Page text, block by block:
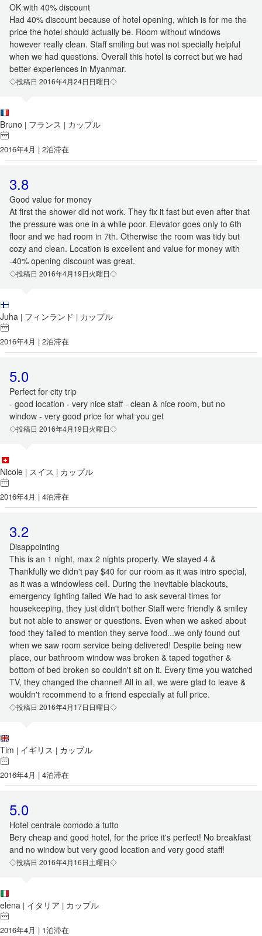
OK with 40% discount
Had 40% discount because of hotel opening, which is for me the
price the hotel should actually be. Room without windows
however really clean. Staff smiling but was not specially helpful
when we had questions. Overall this hotel is correct but we had
better experiences in Myanmar.
◇投稿日 2016年4月24日日曜日◇
Bruno | フランス | カップル
2016年4月 | 2泊滞在
3.8
Good value for money
At first the shower did not work. They fix it fast but even after that
the pressure was one in a while poor. Elevator goes only to 6th
floor and we had room in 7th. Otherwise the room was tidy but
cozy and clean. Location is excellent and value for money with
-40% opening discount was great.
◇投稿日 2016年4月19日火曜日◇
Juha | フィンランド | カップル
2016年4月 | 2泊滞在
5.0
Perfect for city trip
- good location - very nice staff - clean & nice room, but no
window - very good price for what you get
◇投稿日 2016年4月19日火曜日◇
Nicole | スイス | カップル
2016年4月 | 4泊滞在
3.2
Disappointing
This is an 1 night, max 2 nights property. We stayed 4 &
Thankfully we didn't pay $40 for our room as it was intro special,
as it was a windowless cell. During the inevitable blackouts,
emergency lighting failed We had to ask several times for
housekeeping, they just didn't bother Staff were friendly & smiley
but not able to answer or questions. Even when we asked about
food they failed to mention they serve food...we only found out
when we saw room service being delivered! Despite being new
place, our bathroom window was broken & taped together &
bottom of bed broken so couldn't sit on it. Every time you watched
TV, they changed the channel! All in all, we were glad to leave &
wouldn't recommend to a friend especially at full price.
◇投稿日 2016年4月17日日曜日◇
Tim | イギリス | カップル
2016年4月 | 4泊滞在
5.0
Hotel centrale comodo a tutto
Bery cheap and good hotel, for the price it's perfect! No breakfast
and no window but very good location and very good staff!
◇投稿日 2016年4月16日土曜日◇
elena | イタリア | カップル
2016年4月 | 1泊滞在